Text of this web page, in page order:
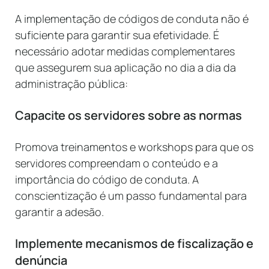
A implementação de códigos de conduta não é
suficiente para garantir sua efetividade. É
necessário adotar medidas complementares
que assegurem sua aplicação no dia a dia da
administração pública:
Capacite os servidores sobre as normas
Promova treinamentos e workshops para que os
servidores compreendam o conteúdo e a
importância do código de conduta. A
conscientização é um passo fundamental para
garantir a adesão.
Implemente mecanismos de fiscalização e
denúncia